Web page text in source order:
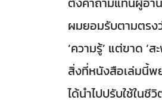
ผมยอมรับตามตรง
‘ความรู้’ แต่ขาด ‘
สิ่งที่หนังสือเล่มนี้พย
ได้นำไปปรับใช้ใน